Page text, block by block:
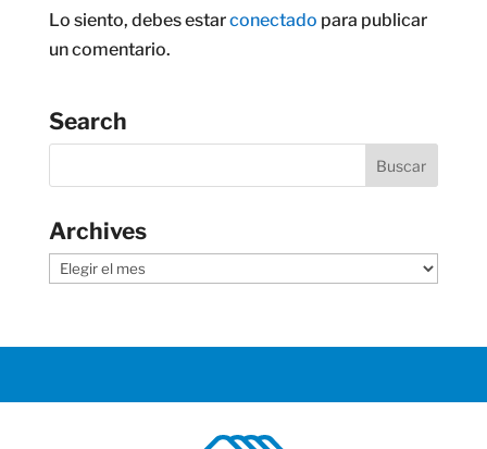
Lo siento, debes estarconectado para publicar
un comentario.
Search
Archives
Archives